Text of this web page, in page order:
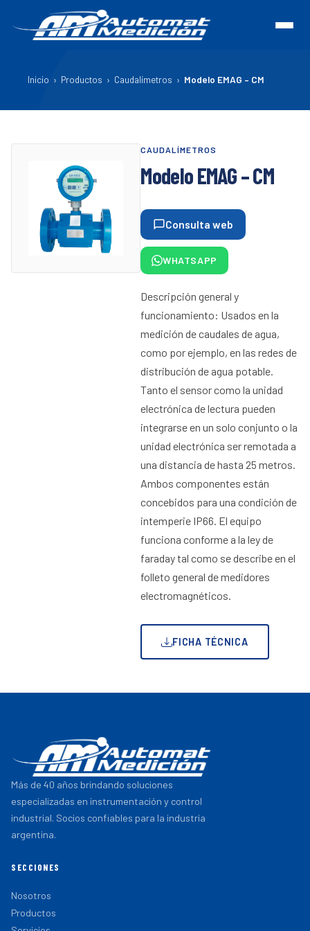
Inicio › Productos › Caudalímetros › Modelo EMAG – CM
CAUDALÍMETROS
Modelo EMAG – CM
Consulta web
WHATSAPP
Descripción general y
funcionamiento: Usados en la
medición de caudales de agua,
como por ejemplo, en las redes de
distribución de agua potable.
Tanto el sensor como la unidad
electrónica de lectura pueden
integrarse en un solo conjunto o la
unidad electrónica ser remotada a
una distancia de hasta 25 metros.
Ambos componentes están
concebidos para una condición de
intemperie IP66. El equipo
funciona conforme a la ley de
faraday tal como se describe en el
folleto general de medidores
electromagnéticos.
FICHA TÉCNICA
Más de 40 años brindando soluciones
especializadas en instrumentación y control
industrial. Socios confiables para la industria
argentina.
SECCIONES
Nosotros
Productos